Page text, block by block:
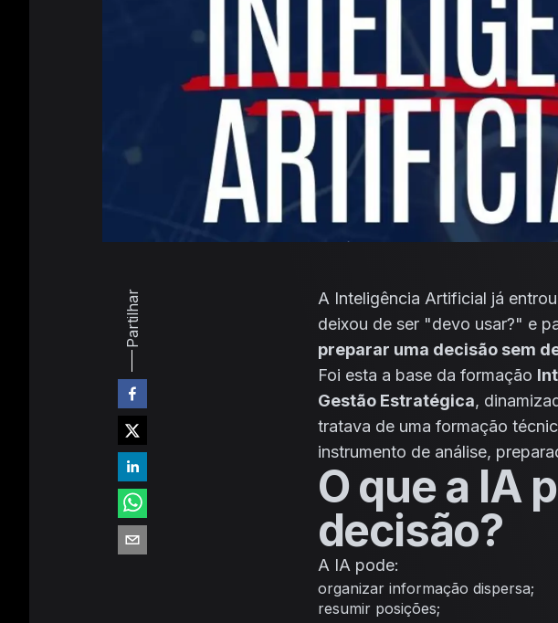
Partilhar
A Inteligência Artificial já
deixou de ser "devo usar?" e
preparar uma decisão sem
Foi esta a base da formação
Gestão Estratégica,
tratava de uma formação
instrumento de análise,
O que a IA
decisão?
A IA pode:
organizar informação dispersa;
resumir posições;